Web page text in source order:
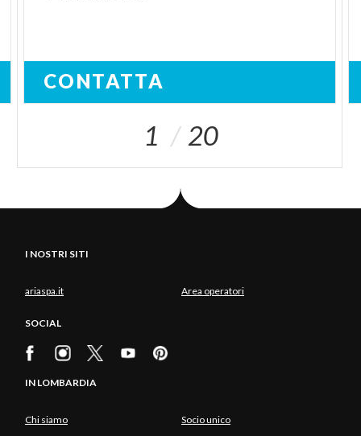
CONTATTA
1 20
I NOSTRI SITI
ariaspa.it Area operatori
SOCIAL
IN LOMBARDIA
Chi siamo Socio unico